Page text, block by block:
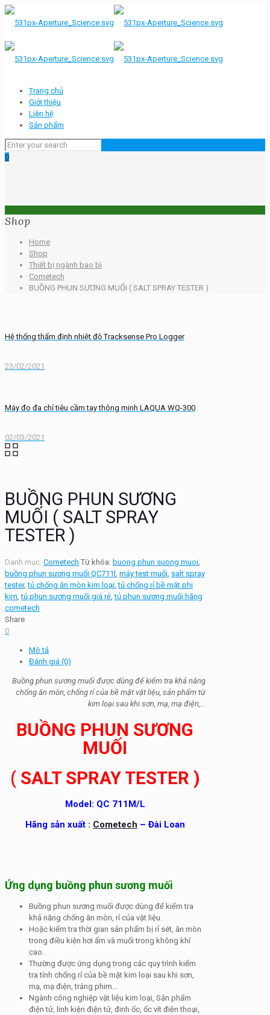
Trang chủ
Giới thiệu
Liên hệ
Sản phẩm
0
Shop
Home
Shop
Thiết bị ngành bao bì
Cometech
BUỒNG PHUN SƯƠNG MUỐI ( SALT SPRAY TESTER )
Hệ thống thẩm định nhiệt độ Tracksense Pro Logger
23/02/2021
Máy đo đa chỉ tiêu cầm tay thông minh LAQUA WQ-300
02/03/2021
BUỒNG PHUN SƯƠNG
MUỐI ( SALT SPRAY
TESTER )
Danh mục: Cometech Từ khóa: buong phun suong muoi
buồng phun sương muối QC711l
máy test muối salt spray
tester,tủ chống ăn mòn kim loại ,tủ chống rỉ bề mặt phi
kim ,tủ phun sương muối giá rẻ ,tủ phun sương muối hãng
cometech
Share
0
Mô tả
Đánh giá (0)
Buồng phun sương muối được dùng để kiểm tra khả năng
chống ăn mòn, chống rỉ của bề mặt vật liệu, sản phẩm từ
kim loại sau khi sơn, mạ, mạ điện,…
BUỒNG PHUN SƯƠNG
MUỐI
( SALT SPRAY TESTER )
Model: QC 711M/L
Hãng sản xuất : Cometech – Đài Loan
Ứng dụng buồng phun sương muối
Buồng phun sương muối được dùng để kiểm tra
khả năng chống ăn mòn, rỉ của vật liệu.
Hoặc kiểm tra thời gian sản phẩm bị rỉ sét, ăn mòn
trong điều kiện hơi ẩm và muối trong không khí
cao.
Thường được ứng dụng trong các quy trình kiểm
tra tính chống rỉ của bề mặt kim loại sau khi sơn,
mạ, mạ điện, tráng phim…
Ngành công nghiệp vật liệu kim loại, Sản phẩm
điện tử, linh kiện điện tử, đinh ốc, ốc vít điện thoại,